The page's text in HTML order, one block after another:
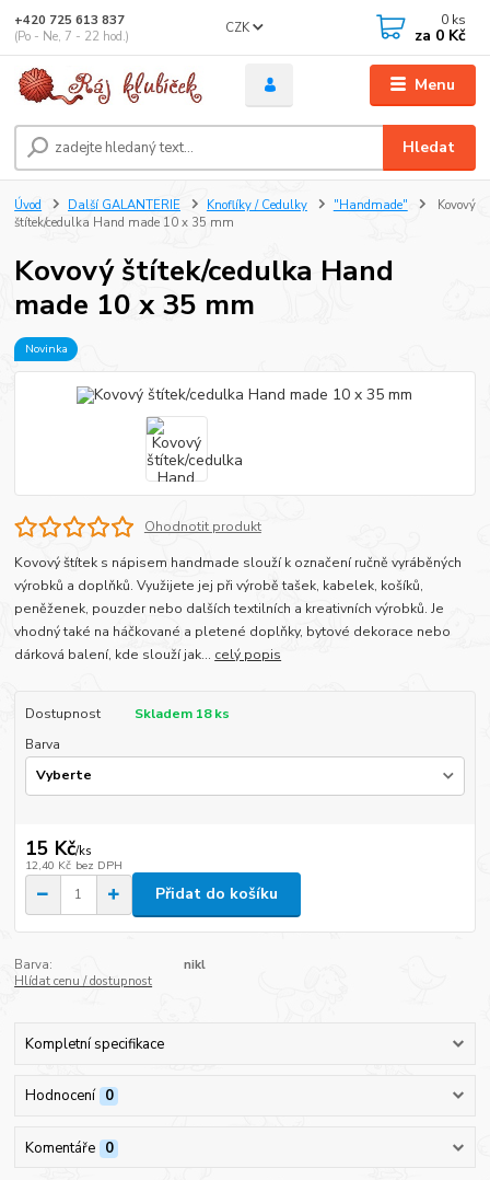
Menu
CZK
Hledat
+420 725 613 837
(Po - Ne, 7 - 22 hod.)
0 ks
za 0 Kč
Úvod Další GALANTERIE Knoflíky / Cedulky "Handmade"
Kovový
štítek/cedulka Hand made 10 x 35 mm
Kovový štítek/cedulka Hand
made 10 x 35 mm
Novinka
Ohodnotit produkt
Kovový štítek s nápisem handmade slouží k označení ručně vyráběných
výrobků a doplňků. Využijete jej při výrobě tašek, kabelek, košíků,
peněženek, pouzder nebo dalších textilních a kreativních výrobků. Je
vhodný také na háčkované a pletené doplňky, bytové dekorace nebo
dárková balení, kde slouží jak... celý popis
Dostupnost
Skladem 18 ks
Barva
15 Kč/ks
12,40 Kč bez DPH
Přidat do košíku
Barva:
nikl
Hlídat cenu / dostupnost
Kompletní specifikace
Hodnocení 0
Komentáře 0